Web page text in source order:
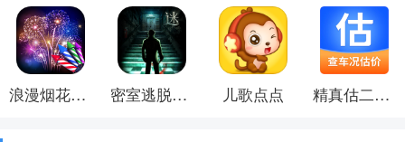
浪漫烟花模拟器 密室逃脱11之逃出神秘金字塔 儿歌点点 精真估二手车